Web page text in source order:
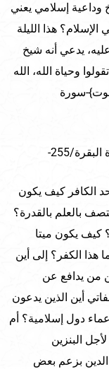
وداعية إسلامي يعني
هذا الليلة
يدعي أنه شيخ
وحياة الله، الله
سورة
255-
الكافر كيف يكون
بالعلم بالقدرة؟
كيف يكون ميتا
هذا الكفر؟ إلى أين
من يدافع عن
أين الذين يدعون
دول إسلامية؟ أم
البنزين
الدين بزعم بعض